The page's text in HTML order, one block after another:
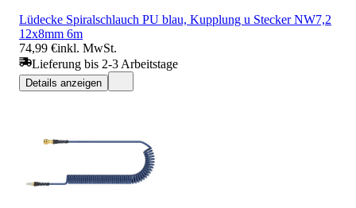
Lüdecke Spiralschlauch PU blau, Kupplung u Stecker NW7,2
12x8mm 6m
74,99 €inkl. MwSt.
Lieferung bis 2-3 Arbeitstage
Details anzeigen